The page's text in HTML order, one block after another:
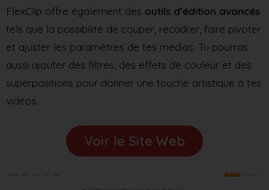
FlexClip offre également des outils d’édition avancés
tels que la possibilité de couper, recadrer, faire pivoter
et ajuster les paramètres de tes médias. Tu pourras
aussi ajouter des filtres, des effets de couleur et des
superpositions pour donner une touche artistique à tes
vidéos.
Voir le Site Web